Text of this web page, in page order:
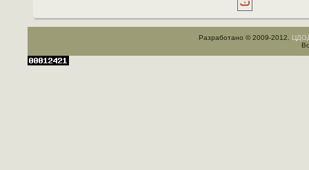
Разработано © 2009-2012.